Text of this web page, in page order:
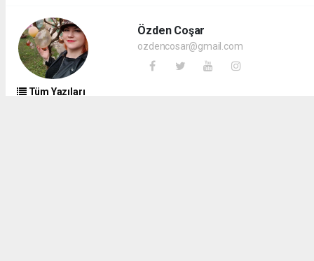
Özden Coşar
ozdencosar@gmail.com
Tüm Yazıları